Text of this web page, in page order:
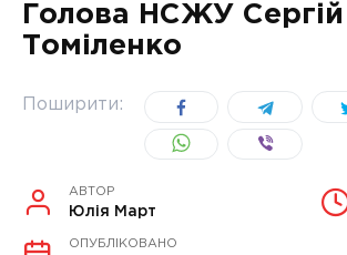
УКРАЇНА
Голова НСЖУ Сергій
Томіленко
Поширити:
АВТОР
Юлія Март
ОПУБЛІКОВАНО